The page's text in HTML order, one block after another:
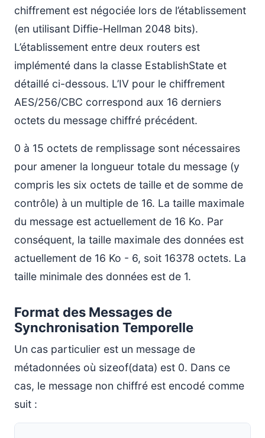
chiffrement est négociée lors de l’établissement
(en utilisant Diffie-Hellman 2048 bits).
L’établissement entre deux routers est
implémenté dans la classe EstablishState et
détaillé ci-dessous. L’IV pour le chiffrement
AES/256/CBC correspond aux 16 derniers
octets du message chiffré précédent.
0 à 15 octets de remplissage sont nécessaires
pour amener la longueur totale du message (y
compris les six octets de taille et de somme de
contrôle) à un multiple de 16. La taille maximale
du message est actuellement de 16 Ko. Par
conséquent, la taille maximale des données est
actuellement de 16 Ko - 6, soit 16378 octets. La
taille minimale des données est de 1.
Format des Messages de
Synchronisation Temporelle
Un cas particulier est un message de
métadonnées où sizeof(data) est 0. Dans ce
cas, le message non chiffré est encodé comme
suit :